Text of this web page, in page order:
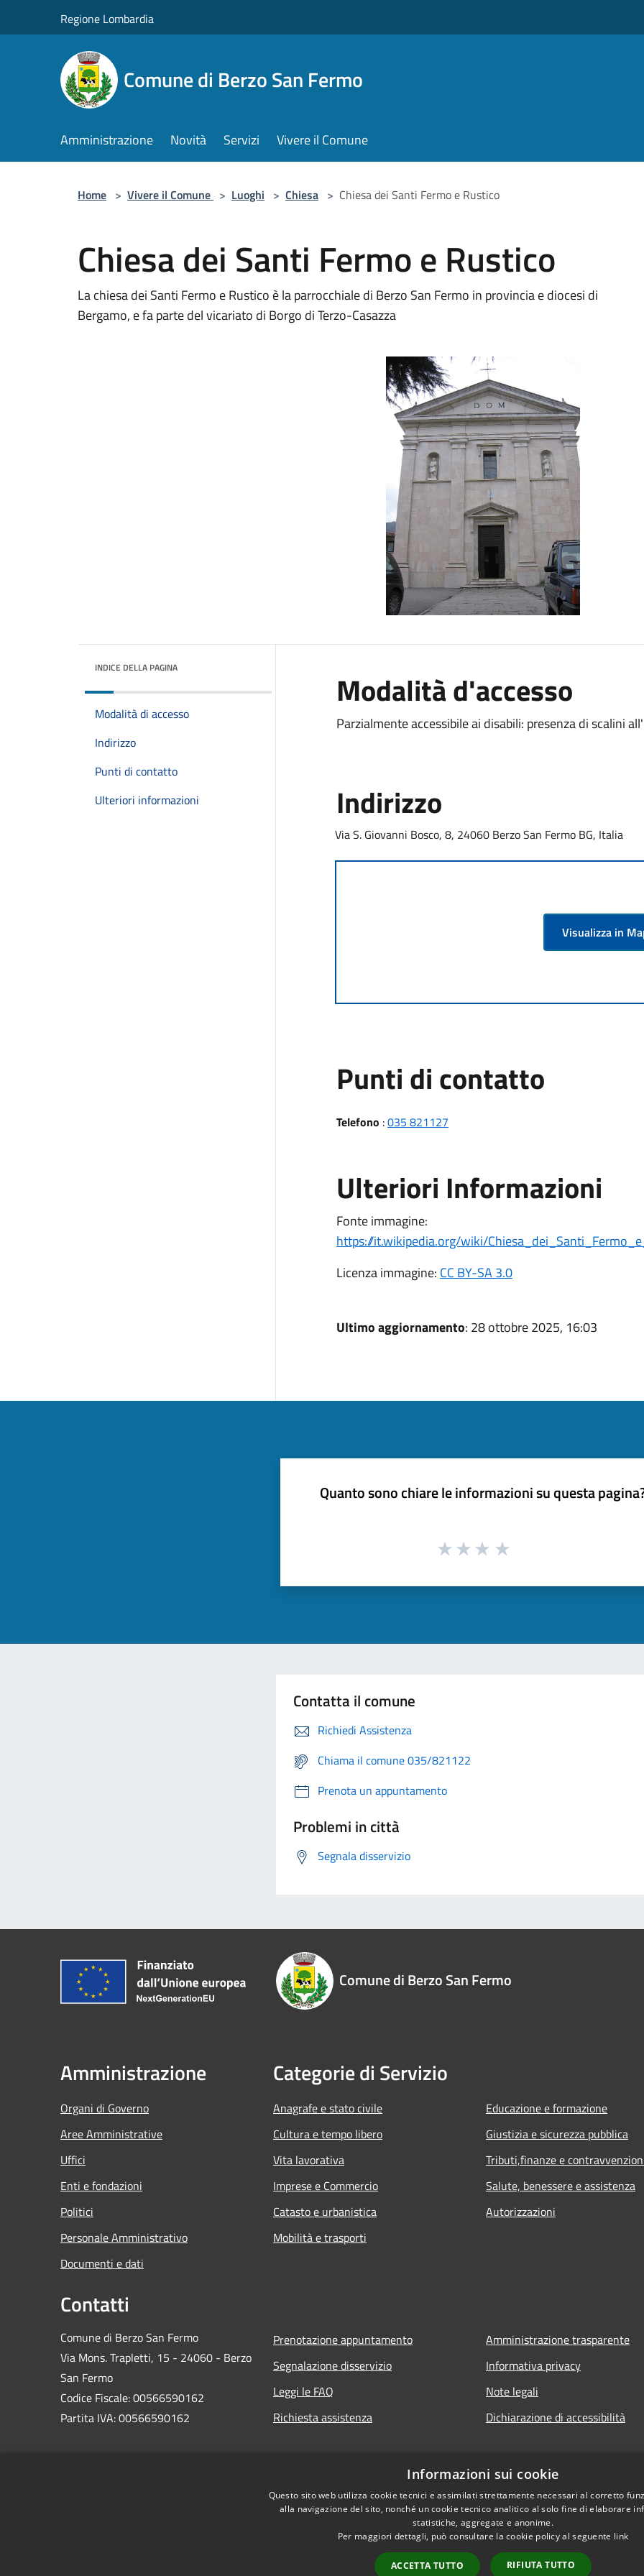
Regione Lombardia
Comune di Berzo San Fermo
Amministrazione Novità Servizi Vivere il Comune
Home > Vivere il Comune > Luoghi > Chiesa > Chiesa dei Santi Fermo e Rustico
Chiesa dei Santi Fermo e Rustico
La chiesa dei Santi Fermo e Rustico è la parrocchiale di Berzo San Fermo in provincia e diocesi di
Bergamo, e fa parte del vicariato di Borgo di Terzo-Casazza
INDICE DELLA PAGINA
Modalità di accesso
Indirizzo
Punti di contatto
Ulteriori informazioni
Modalità d'accesso
Parzialmente accessibile ai disabili: presenza di scalini
Indirizzo
Via S. Giovanni Bosco, 8, 24060 Berzo San Fermo BG, Italia
Visualizza in
Punti di contatto
Telefono :035 821127
Ulteriori Informazioni
Fonte immagine:
https://it.wikipedia.org/wiki/
Licenza immagine: CC BY-SA 3.0
Ultimo aggiornamento: 28 ottobre 2025, 16:03
Quanto sono chiare le informazioni su questa
Contatta il comune
Richiedi Assistenza
Chiama il comune 035/821122
Prenota un appuntamento
Problemi in città
Segnala disservizio
Comune di Berzo San Fermo
Amministrazione
Organi di Governo
Aree Amministrative
Uffici
Enti e fondazioni
Politici
Personale Amministrativo
Documenti e dati
Categorie di Servizio
Anagrafe e stato civile
Cultura e tempo libero
Vita lavorativa
Imprese e Commercio
Catasto e urbanistica
Mobilità e trasporti
Educazione e formazione
Giustizia e sicurezza pubblica
Tributi,finanze e
Salute, benessere e assistenza
Autorizzazioni
Contatti
Comune di Berzo San Fermo
Via Mons. Trapletti, 15 - 24060 - Berzo
San Fermo
Codice Fiscale: 00566590162
Partita IVA: 00566590162
Prenotazione appuntamento
Segnalazione disservizio
Leggi le FAQ
Richiesta assistenza
Amministrazione trasparente
Informativa privacy
Note legali
Dichiarazione di accessibilità
Informazioni sui cookie
Questo sito web utilizza cookie tecnici e assimilati strettamente necessari al corretto
alla navigazione del sito, nonché un cookie tecnico analitico al solo fine di elaborare
statistiche, aggregate e anonime.
Per maggiori dettagli, può consultare la cookie policy al seguente link
ACCETTA TUTTO RIFIUTA TUTTO